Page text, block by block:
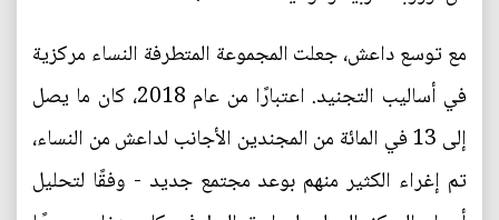
مع توسع داعش، جعلت المجموعة المتطرفة النساء مركزية
في أساليب التجنيد. اعتبارًا من عام 2018، كان ما يصل
إلى 13 في المائة من المجندين الأجانب لداعش من النساء،
تم إغراء الكثير منهم بوعد مجتمع جديد - وفقًا لتحليل